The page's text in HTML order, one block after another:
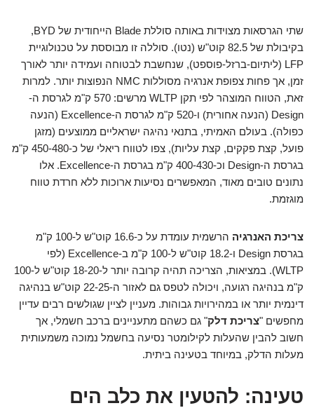
שתי הגרסאות מצוידות באותה סוללת Blade הייחודית של BYD,
בקיבולת של 82.5 קוט"ש (נטו). סוללה זו מבוססת על טכנולוגיית
LFP (ליתיום-ברזל-פוספט), שנחשבת לבטוחה ועמידה יותר לאורך
זמן, אך פחות צפופת אנרגיה מסוללות NMC הנפוצות יותר. למרות
זאת, הטווח המוצהר לפי תקן WLTP מרשים: 570 ק"מ לגרסת ה-
Design (הנעה אחורית) ו-520 ק"מ לגרסת ה-Excellence (הנעה
כפולה). בעולם האמיתי, בתנאי נהיגה ישראליים ממוצעים (מזגן
פועל, קצת פקקים, קצת עליות), צפו לטווח ריאלי של כ-450-480 ק"מ
בגרסת ה-Design וכ-400-430 ק"מ בגרסת ה-Excellence. אלו
נתונים טובים מאוד, המאפשרים נסיעות ארוכות ללא חרדת טווח
מוגזמת.
צריכת האנרגיה
הרשמית עומדת על כ-16.6 קוט"ש ל-100 ק"מ
בגרסת Design ו-18.2 קוט"ש ל-100 ק"מ ב-Excellence (לפי
WLTP). במציאות, הצריכה תהיה קרובה יותר ל-18-20 קוט"ש ל-100
ק"מ בנהיגה רגועה, ויכולה לטפס גם לאזור ה-22-25 קוט"ש בנהיגה
דינמית יותר או במהירויות גבוהות. מעניין לציין שגולשים רבים עדיין
מחפשים "צריכת דלק" גם כשהם מתעניינים ברכב חשמלי, אך
חשוב להבין שהעלות לקילומטר נסיעה בחשמל נמוכה משמעותית
מעלות הדלק, במיוחד בטעינה ביתית.
טעינה: להטעין את כלב הים